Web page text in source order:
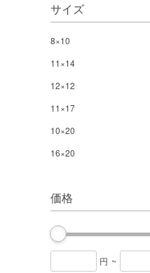
サイズ
8×10
11×14
12×12
11×17
10×20
16×20
価格
円 ~